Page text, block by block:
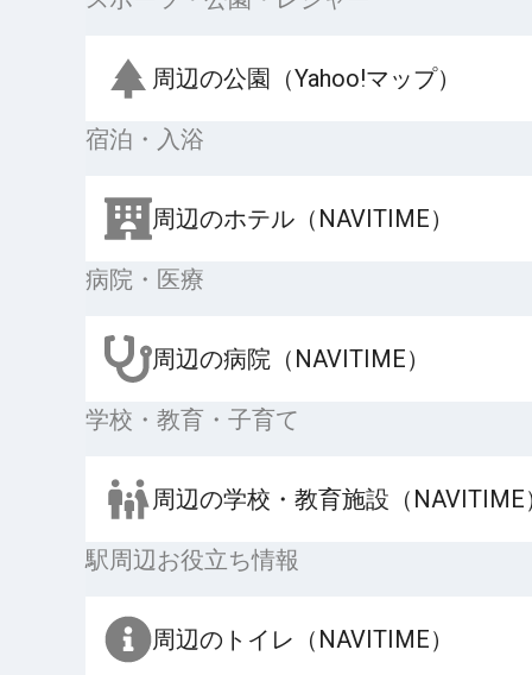
周辺の公園（Yahoo!マップ）
宿泊・入浴
周辺のホテル（NAVITIME）
病院・医療
周辺の病院（NAVITIME）
学校・教育・子育て
周辺の学校・教育施設（NAVITIME
駅周辺お役立ち情報
周辺のトイレ（NAVITIME）